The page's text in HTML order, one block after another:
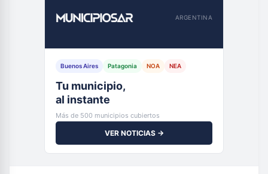
ARGENTINA
Buenos Aires Patagonia NOA NEA
Tu municipio,
al instante
Más de 500 municipios cubiertos
VER NOTICIAS →